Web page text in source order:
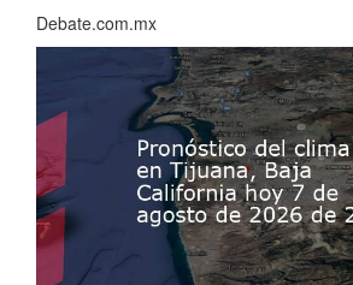
Debate.com.mx